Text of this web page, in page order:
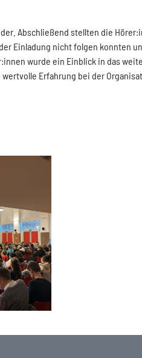
Abschließend stellten die
Einladung nicht folgen konnten
wurde ein Einblick in das
Erfahrung bei der